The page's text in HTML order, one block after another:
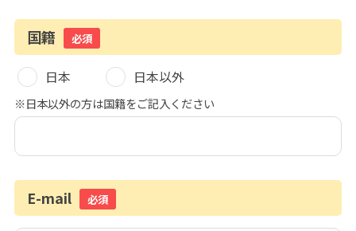
国籍 必須
日本 日本以外
※日本以外の方は国籍をご記入ください
E-mail 必須